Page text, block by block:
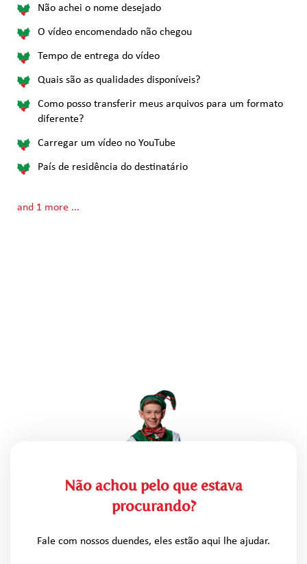
Não achei o nome desejado
O vídeo encomendado não chegou
Tempo de entrega do vídeo
Quais são as qualidades disponíveis?
Como posso transferir meus arquivos para um formato
diferente?
Carregar um vídeo no YouTube
País de residência do destinatário
and 1 more ...
Não achou pelo que estava
procurando?
Fale com nossos duendes, eles estão aqui lhe ajudar.